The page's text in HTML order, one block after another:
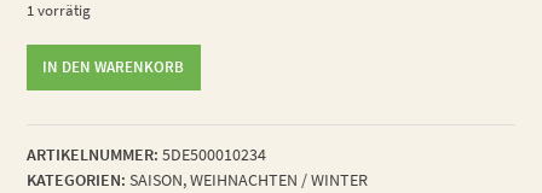
1 vorrätig
IN DEN WARENKORB
ARTIKELNUMMER: 5DE500010234
KATEGORIEN: SAISON,WEIHNACHTEN / WINTER